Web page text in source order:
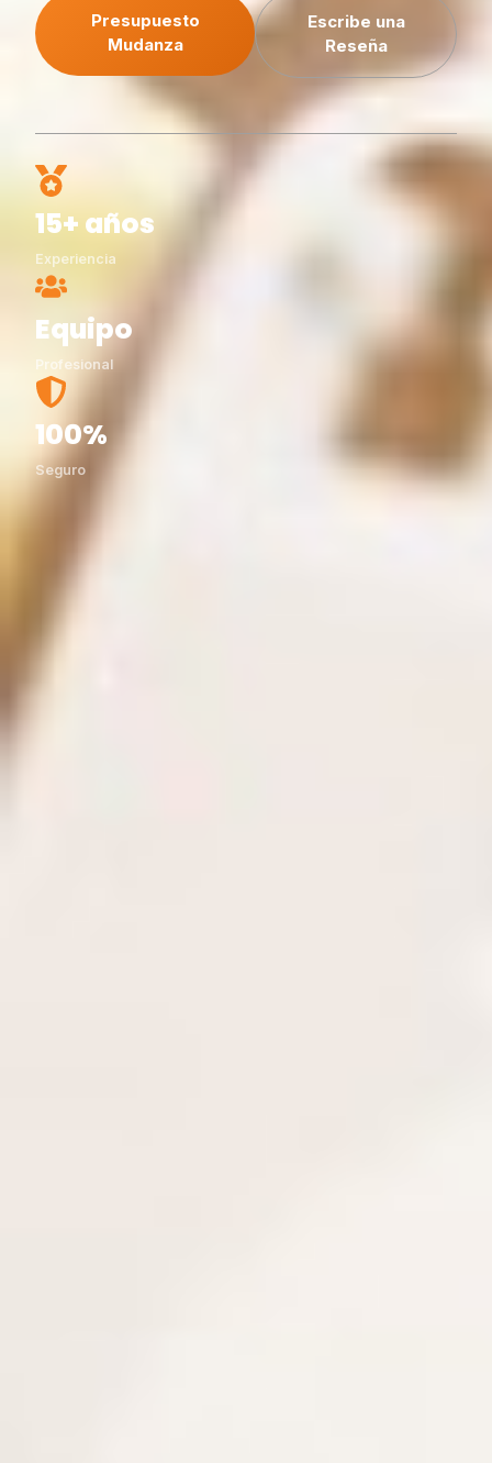
Presupuesto
Mudanza
Escribe una
Reseña
15+ años
Experiencia
Equipo
Profesional
100%
Seguro